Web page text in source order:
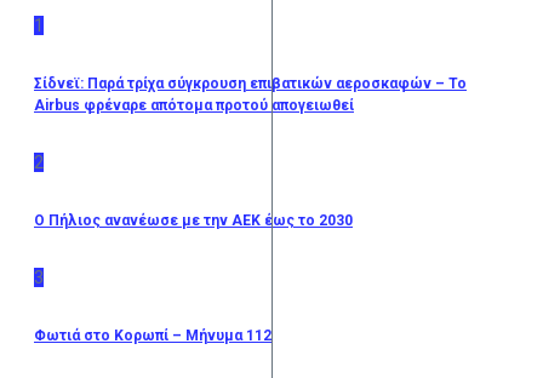
1
Σίδνεϊ: Παρά τρίχα σύγκρουση επιβατικών αεροσκαφών – Το
Airbus φρέναρε απότομα προτού απογειωθεί
2
O Πήλιος ανανέωσε με την ΑΕΚ έως το 2030
3
Φωτιά στο Κορωπί – Μήνυμα 112